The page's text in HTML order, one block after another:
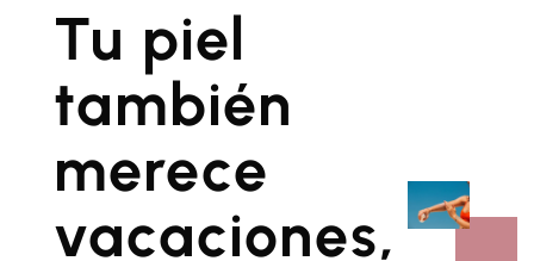
Tu piel
también
merece
vacaciones,